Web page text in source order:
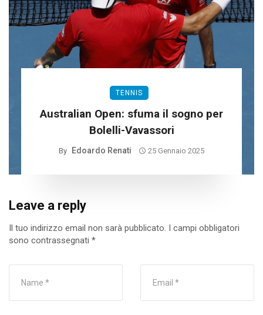
TENNIS
Australian Open: sfuma il sogno per
Bolelli-Vavassori
By Edoardo Renati 25 Gennaio 2025
Leave a reply
Il tuo indirizzo email non sarà pubblicato. I campi obbligatori
sono contrassegnati *